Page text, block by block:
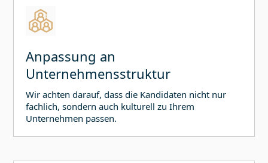
Anpassung an
Unternehmensstruktur
Wir achten darauf, dass die Kandidaten nicht nur
fachlich, sondern auch kulturell zu Ihrem
Unternehmen passen.